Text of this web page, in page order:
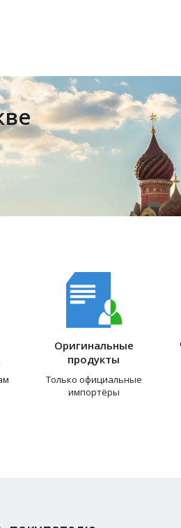
Оригинальные
продукты
Только официальные
импортёры